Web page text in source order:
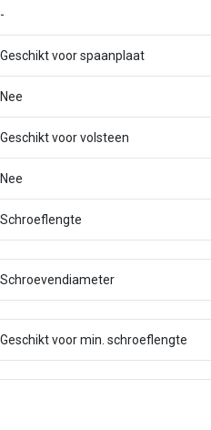
-
Geschikt voor spaanplaat
Nee
Geschikt voor volsteen
Nee
Schroeflengte
Schroevendiameter
Geschikt voor min. schroeflengte